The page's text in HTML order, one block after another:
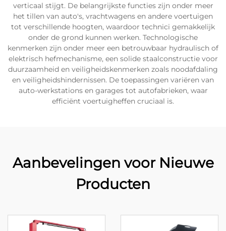
verticaal stijgt. De belangrijkste functies zijn onder meer
het tillen van auto's, vrachtwagens en andere voertuigen
tot verschillende hoogten, waardoor technici gemakkelijk
onder de grond kunnen werken. Technologische
kenmerken zijn onder meer een betrouwbaar hydraulisch of
elektrisch hefmechanisme, een solide staalconstructie voor
duurzaamheid en veiligheidskenmerken zoals noodafdaling
en veiligheidshindernissen. De toepassingen variëren van
auto-werkstations en garages tot autofabrieken, waar
efficiënt voertuigheffen cruciaal is.
Aanbevelingen voor Nieuwe
Producten